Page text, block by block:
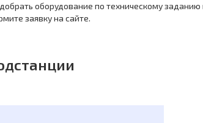
оборудование по техническому заданию
заявку на сайте.